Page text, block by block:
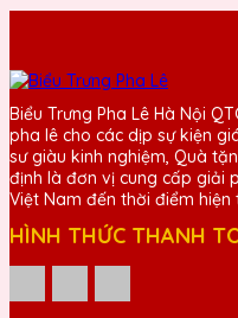
Biểu Trưng Pha Lê Hà Nội
pha lê cho các dịp sự kiện
sư giàu kinh nghiệm, Quà
định là đơn vị cung cấp giải
Việt Nam đến thời điểm hiện
HÌNH THỨC THANH